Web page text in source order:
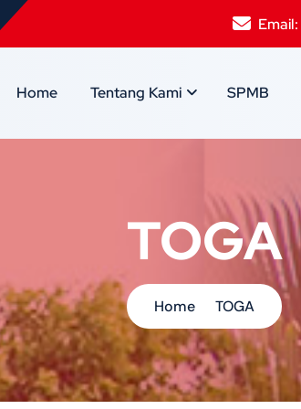
Email:
Home Tentang Kami SPMB
TOGA
Home TOGA